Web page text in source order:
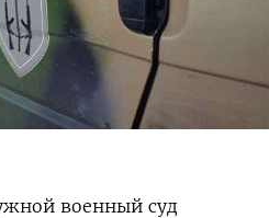
военный суд